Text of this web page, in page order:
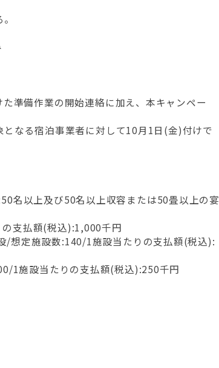
準備作業の開始連絡に加え、本キャンペー
なる宿泊事業者に対して10月1日(金)付けで
名以上及び50名以上収容または50畳以上の宴
支払額(税込):1,000千円
/想定施設数:140/1施設当たりの支払額(税込):
1施設当たりの支払額(税込):250千円